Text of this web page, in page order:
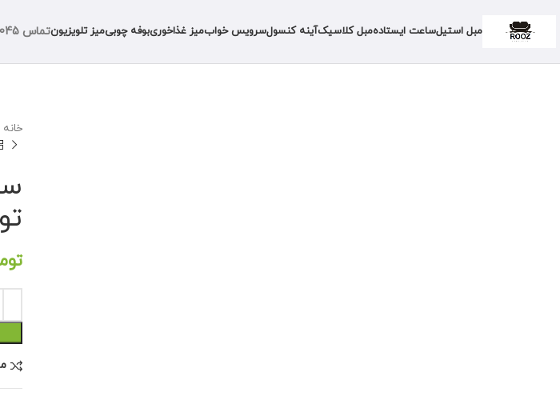
مبل استیلساعت ایستادهمبل کلاسیکآینه کنسولسرویس خوابمیز غذاخوریبوفه چوبیمیز تلویزیونتماس
خانه